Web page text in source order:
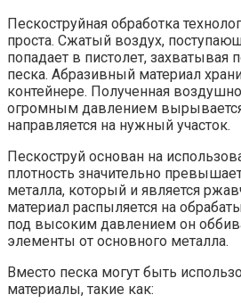
Пескоструйная обработка
проста. Сжатый воздух,
попадает в пистолет, захватывая
песка. Абразивный материал
контейнере. Полученная
огромным давлением
направляется на нужный участок.
Пескоструй основан на
плотность значительно
металла, который и является
материал распыляется на
под высоким давлением он
элементы от основного металла.
Вместо песка могут быть
материалы, такие как: